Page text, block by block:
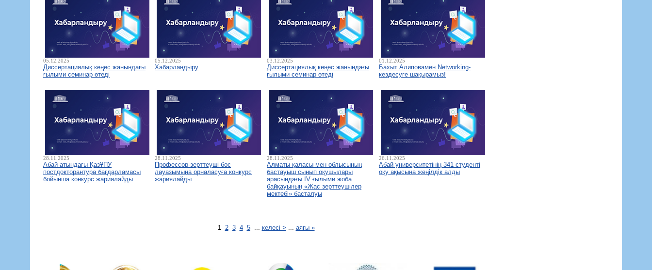
05.12.2025
Диссертациялық кеңес жанындағы
ғылыми семинар өтеді
05.12.2025
Хабарландыру
03.12.2025
Диссертациялық кеңес жанындағы
ғылыми семинар өтеді
01.12.2025
Бахыт Алиповамен Networking-
кездесуге шақырамыз!
28.11.2025
Абай атындағы ҚазҰПУ
постдокторантура бағдарламасы
бойынша конкурс жариялайды
28.11.2025
Профессор-зерттеуші бос
лауазымына орналасуға конкурс
жариялайды
28.11.2025
Алматы қаласы мен облысының
бастауыш сынып оқушылары
арасындағы IV ғылыми жоба
байқауының «Жас зерттеушілер
мектебі» басталуы
26.11.2025
Абай университетінің 341 студенті
оқу ақысына жеңілдік алды
1 2 3 4 5... келесі > ... аяғы »